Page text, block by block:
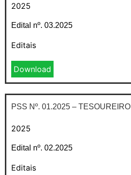
2025
Edital nº. 03.2025
Editais
Download
PSS Nº. 01.2025 – TESOUREIRO
2025
Edital nº. 02.2025
Editais